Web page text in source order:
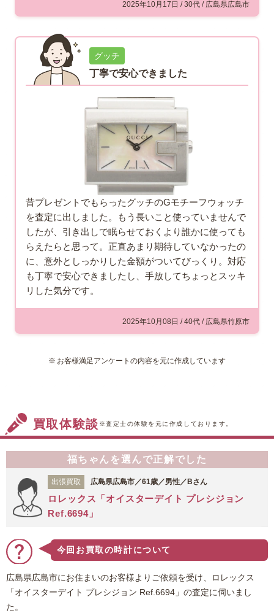
2025年10月17日 / 30代 / 広島県広島市
グッチ
丁寧で安心できました
昔プレゼントでもらったグッチのGモチーフウォッチ
を査定に出しました。もう長いこと使っていませんで
したが、引き出しで眠らせておくより誰かに使っても
らえたらと思って。正直あまり期待していなかったの
に、意外としっかりした金額がついてびっくり。対応
も丁寧で安心できましたし、手放してちょっとスッキ
リした気分です。
2025年10月08日 / 40代 / 広島県竹原市
お客様満足アンケートの内容を元に作成しています
買取体験談 ※査定士の体験を元に作成しております。
福ちゃんを選んで正解でした
出張買取 広島県広島市／61歳／男性／Bさん
ロレックス「オイスターデイト プレシジョン
Ref.6694」
今回お買取の時計について
広島県広島市にお住まいのお客様よりご依頼を受け、ロレックス
「オイスターデイト プレシジョン Ref.6694」の査定に伺いまし
た。